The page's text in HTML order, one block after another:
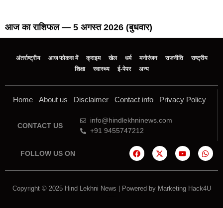
आज का राशिफल — 5 अगस्त 2026 (बुधवार)
अंतर्राष्ट्रीय आज फोकस में क्राइम खेल धर्म मनोरंजन राजनीति
राष्ट्रीय
शिक्षा
स्वास्थ्य ई-पेपर अन्य
Home About us Disclaimer Contact info Privacy Policy
CONTACT US
info@hindlekhninews.com
+91 9455747212
FOLLOW US ON
Copyright © 2025 Hind Lekhni News | Powered by Marketing Hack4U